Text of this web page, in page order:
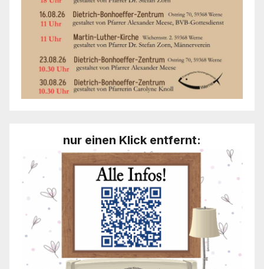
nur einen Klick entfernt: